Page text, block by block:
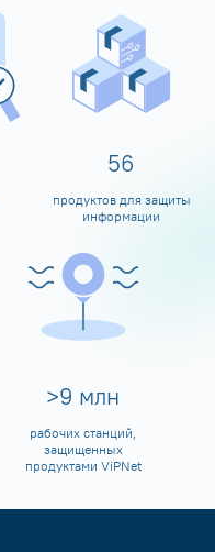
60
продуктов для защиты
информации
>10 млн
рабочих станций,
защищенных
продуктами ViPNet